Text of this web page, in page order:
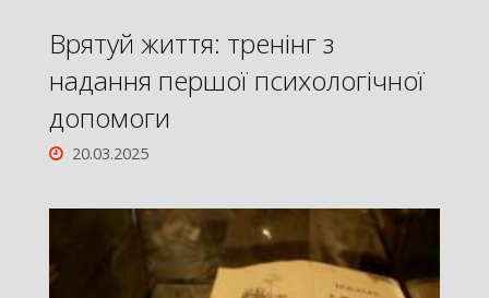
Врятуй життя: тренінг з
надання першої психологічної
допомоги
20.03.2025